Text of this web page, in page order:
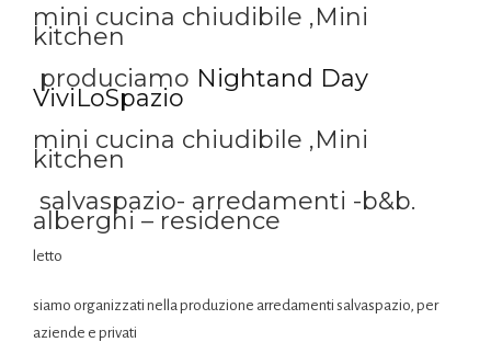
mini cucina chiudibile ,Mini
kitchen
produciamo Nightand Day
ViviLoSpazio
mini cucina chiudibile ,Mini
kitchen
salvaspazio- arredamenti -b&b.
alberghi – residence
letto
siamo organizzati nella produzione arredamenti salvaspazio, per
aziende e privati